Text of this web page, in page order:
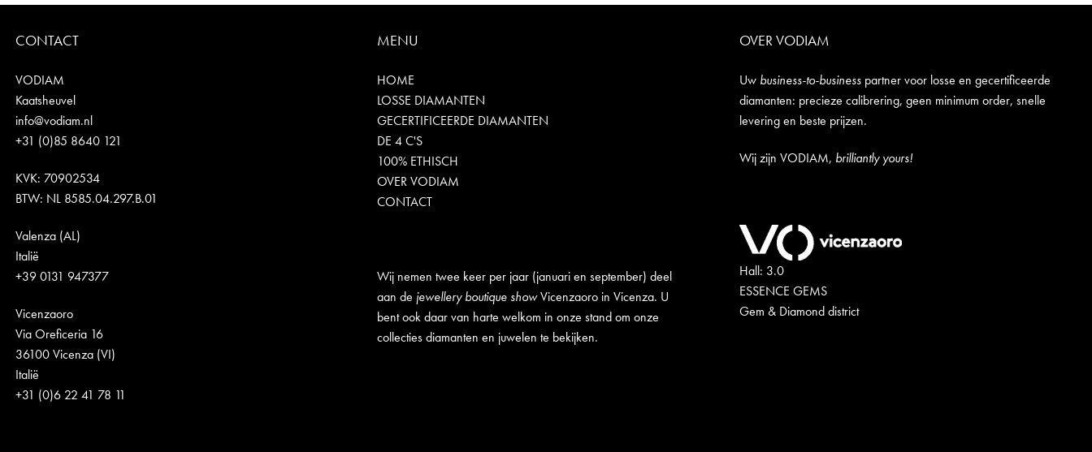
CONTACT
VODIAM
Kaatsheuvel
info@vodiam.nl
+31 (0)85 8640 121
KVK: 70902534
BTW: NL 8585.04.297.B.01
Valenza (AL)
Italië
+39 0131 947377
Vicenzaoro
Via Oreficeria 16
36100 Vicenza (VI)
Italië
+31 (0)6 22 41 78 11
MENU
HOME
LOSSE DIAMANTEN
GECERTIFICEERDE DIAMANTEN
DE 4 C'S
100% ETHISCH
OVER VODIAM
CONTACT
Wij nemen twee keer per jaar (januari en september) deel
aan de jewellery boutique showVicenzaoro in Vicenza. U
bent ook daar van harte welkom in onze stand om onze
collecties diamanten en juwelen te bekijken.
OVER VODIAM
Uw business-to-businesspartner voor losse en gecertificeerde
diamanten: precieze calibrering, geen minimum order, snelle
levering en beste prijzen.
Wij zijn VODIAM, brilliantly yours!
Hall: 3.0
ESSENCE GEMS
Gem & Diamond district